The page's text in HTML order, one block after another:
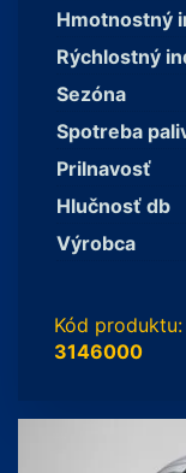
Hmotnostný
Rýchlostný
Sezóna
Spotreba
Prilnavosť
Hlučnosť db
Výrobca
Kód produktu:
3146000